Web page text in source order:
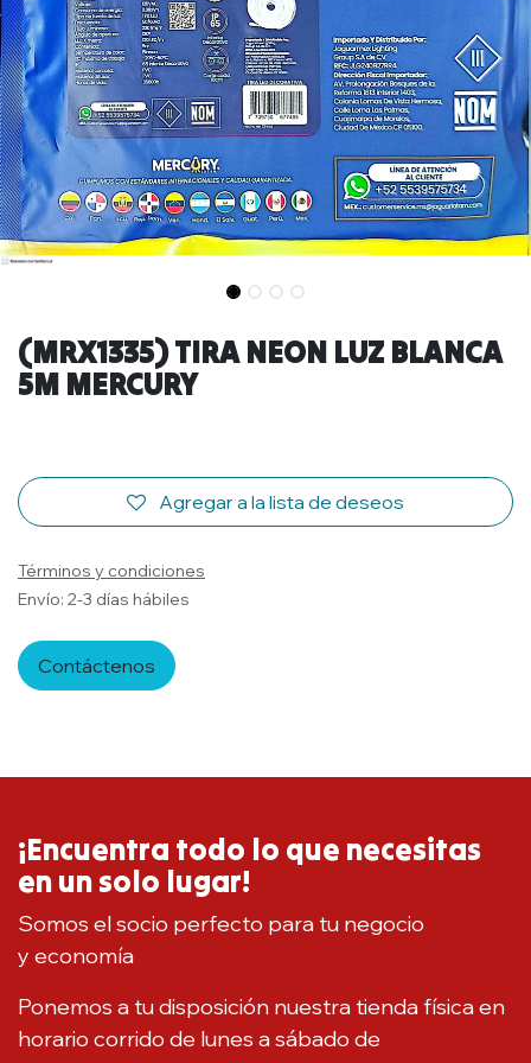
(MRX1335) TIRA NEON LUZ BLANCA
5M MERCURY
Agregar a la lista de deseos
Términos y condiciones
Envío: 2-3 días hábiles
Contáctenos
¡Encuentra todo lo que necesitas
en un solo lugar!
Somos el socio perfecto para tu negocio
y economía
Ponemos a tu disposición nuestra tienda física en
horario corrido de lunes a sábado de